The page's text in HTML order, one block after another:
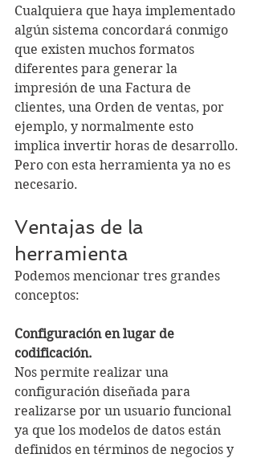
Cualquiera que haya implementado
algún sistema concordará conmigo
que existen muchos formatos
diferentes para generar la
impresión de una Factura de
clientes, una Orden de ventas, por
ejemplo, y normalmente esto
implica invertir horas de desarrollo.
Pero con esta herramienta ya no es
necesario.
Ventajas de la
herramienta
Podemos mencionar tres grandes
conceptos:
Configuración en lugar de
codificación.
Nos permite realizar una
configuración diseñada para
realizarse por un usuario funcional
ya que los modelos de datos están
definidos en términos de negocios y